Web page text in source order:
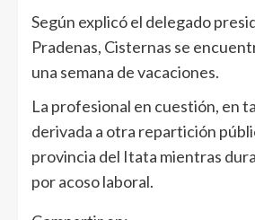
Según explicó el delegado
Pradenas, Cisternas se
una semana de vacaciones.
La profesional en cuestión, en
derivada a otra repartición
provincia del Itata mientras
por acoso laboral.